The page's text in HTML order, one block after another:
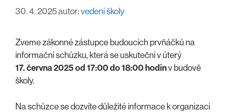
30. 4. 2025autor:vedení školy
Zveme zákonné zástupce budoucích prvňáčků na
informační schůzku, která se uskuteční v úterý
17. června 2025 od 17:00 do 18:00 hodinv budově
školy.
Na schůzce se dozvíte důležité informace k organizaci